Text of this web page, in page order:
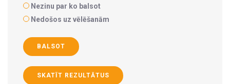
Nezinu par ko balsot
Nedošos uz vēlēšanām
BALSOT
SKATĪT REZULTĀTUS